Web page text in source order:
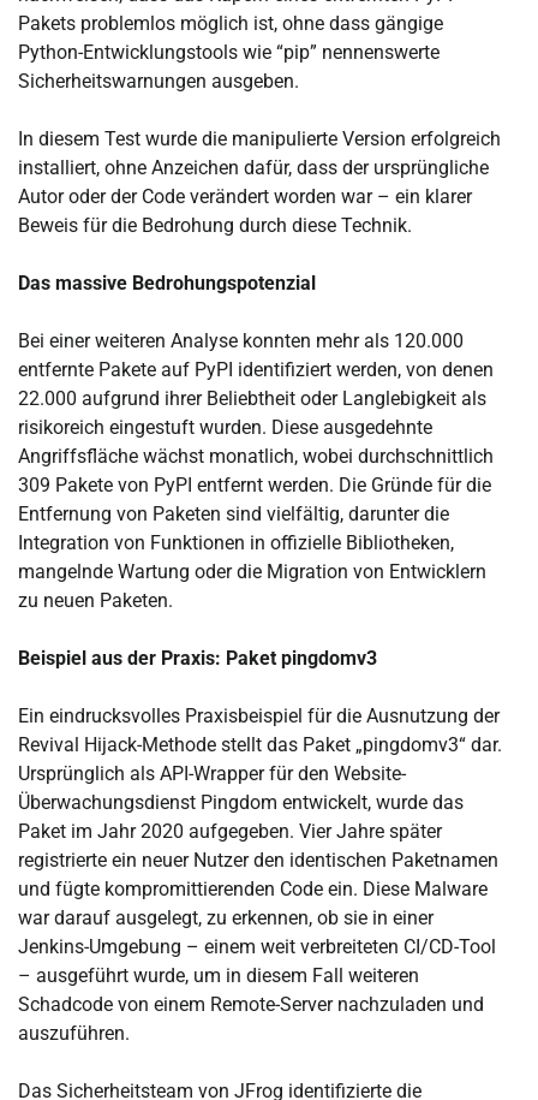
Pakets problemlos möglich ist, ohne dass gängige
Python-Entwicklungstools wie “pip” nennenswerte
Sicherheitswarnungen ausgeben.
In diesem Test wurde die manipulierte Version erfolgreich
installiert, ohne Anzeichen dafür, dass der ursprüngliche
Autor oder der Code verändert worden war – ein klarer
Beweis für die Bedrohung durch diese Technik.
Das massive Bedrohungspotenzial
Bei einer weiteren Analyse konnten mehr als 120.000
entfernte Pakete auf PyPI identifiziert werden, von denen
22.000 aufgrund ihrer Beliebtheit oder Langlebigkeit als
risikoreich eingestuft wurden. Diese ausgedehnte
Angriffsfläche wächst monatlich, wobei durchschnittlich
309 Pakete von PyPI entfernt werden. Die Gründe für die
Entfernung von Paketen sind vielfältig, darunter die
Integration von Funktionen in offizielle Bibliotheken,
mangelnde Wartung oder die Migration von Entwicklern
zu neuen Paketen.
Beispiel aus der Praxis: Paket pingdomv3
Ein eindrucksvolles Praxisbeispiel für die Ausnutzung der
Revival Hijack-Methode stellt das Paket „pingdomv3“ dar.
Ursprünglich als API-Wrapper für den Website-
Überwachungsdienst Pingdom entwickelt, wurde das
Paket im Jahr 2020 aufgegeben. Vier Jahre später
registrierte ein neuer Nutzer den identischen Paketnamen
und fügte kompromittierenden Code ein. Diese Malware
war darauf ausgelegt, zu erkennen, ob sie in einer
Jenkins-Umgebung – einem weit verbreiteten CI/CD-Tool
– ausgeführt wurde, um in diesem Fall weiteren
Schadcode von einem Remote-Server nachzuladen und
auszuführen.
Das Sicherheitsteam von JFrog identifizierte die